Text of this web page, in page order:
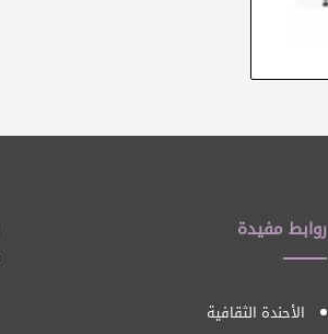
روابط مفيدة
الأحندة الثقافية